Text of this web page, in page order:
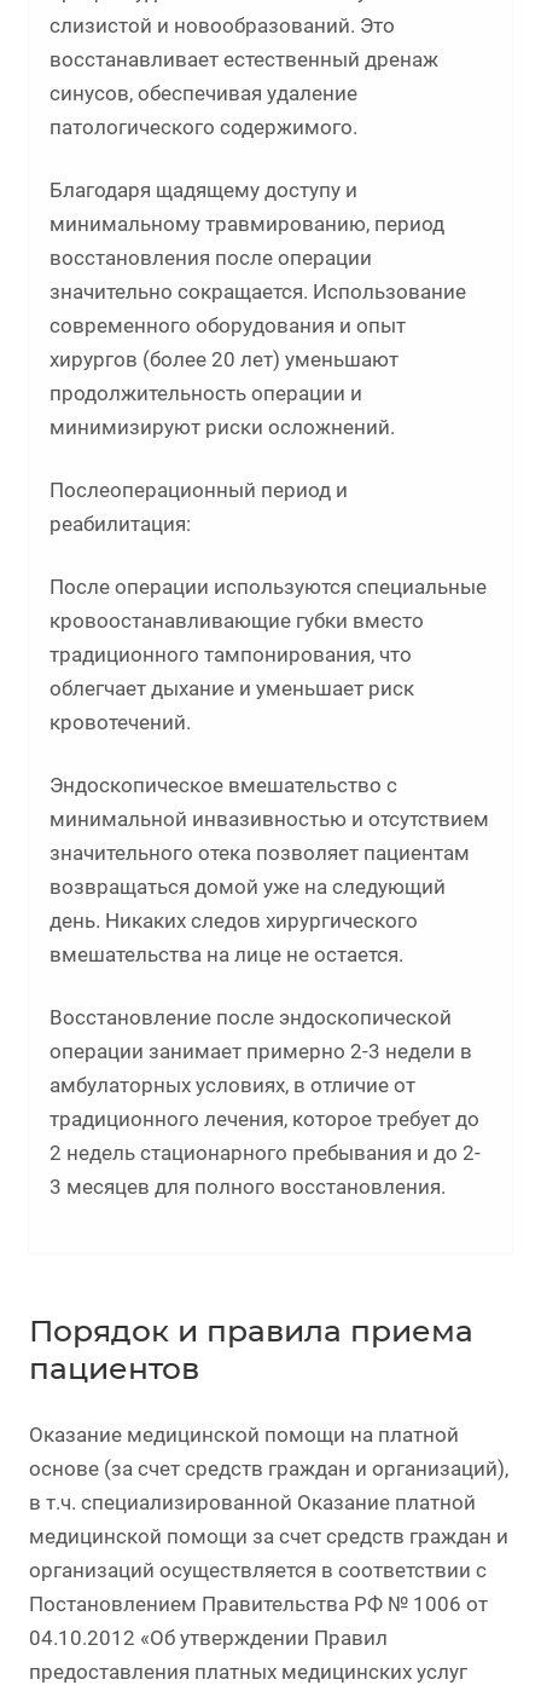
слизистой и новообразований. Это
восстанавливает естественный дренаж
синусов, обеспечивая удаление
патологического содержимого.
Благодаря щадящему доступу и
минимальному травмированию, период
восстановления после операции
значительно сокращается. Использование
современного оборудования и опыт
хирургов (более 20 лет) уменьшают
продолжительность операции и
минимизируют риски осложнений.
Послеоперационный период и
реабилитация:
После операции используются специальные
кровоостанавливающие губки вместо
традиционного тампонирования, что
облегчает дыхание и уменьшает риск
кровотечений.
Эндоскопическое вмешательство с
минимальной инвазивностью и отсутствием
значительного отека позволяет пациентам
возвращаться домой уже на следующий
день. Никаких следов хирургического
вмешательства на лице не остается.
Восстановление после эндоскопической
операции занимает примерно 2-3 недели в
амбулаторных условиях, в отличие от
традиционного лечения, которое требует до
2 недель стационарного пребывания и до 2-
3 месяцев для полного восстановления.
Порядок и правила приема
пациентов
Оказание медицинской помощи на платной
основе (за счет средств граждан и организаций),
в т.ч. специализированной Оказание платной
медицинской помощи за счет средств граждан и
организаций осуществляется в соответствии с
Постановлением Правительства РФ № 1006 от
04.10.2012 «Об утверждении Правил
предоставления платных медицинских услуг